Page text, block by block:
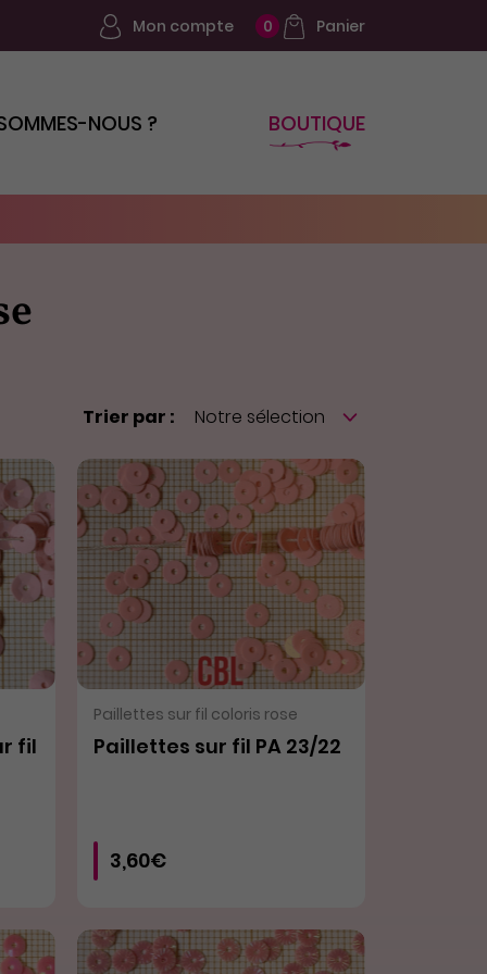
Mon compte 0 Panier
NOUS ? BOUTIQUE
Trier par :
fil
VOIR LE PRODUIT
Paillettes sur fil coloris rose
Paillettes sur fil PA 23/22
3,60€